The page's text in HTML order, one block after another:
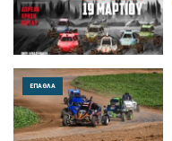
ΈΠΑΘΛΑ